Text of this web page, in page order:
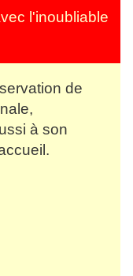
l'inoubliable
de
à son